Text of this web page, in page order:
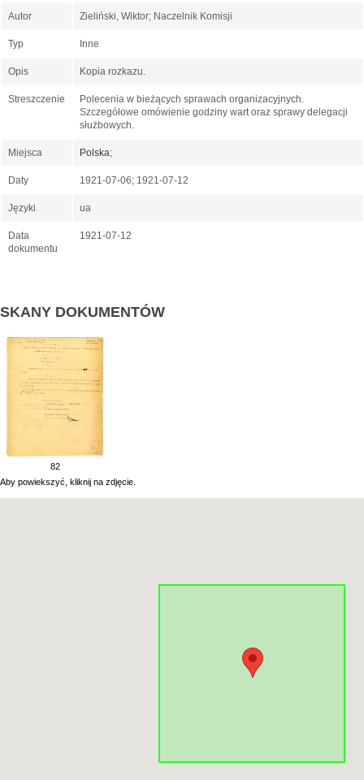
Autor Zieliński, Wiktor; Naczelnik Komisji
Typ Inne
Opis Kopia rozkazu.
Streszczenie
Polecenia w bieżących sprawach organizacyjnych.
Szczegółowe omówienie godziny wart oraz sprawy delegacji
służbowych.
Miejsca Polska;
Daty 1921-07-06; 1921-07-12
Języki ua
Data
dokumentu
1921-07-12
SKANY DOKUMENTÓW
82
Aby powiekszyć, kliknij na zdjęcie.